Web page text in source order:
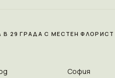
В 29 ГРАДА С МЕСТЕН
София